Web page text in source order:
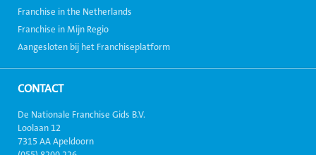
Franchise in the Netherlands
Franchise in Mijn Regio
Aangesloten bij het Franchiseplatform
CONTACT
De Nationale Franchise Gids B.V.
Loolaan 12
7315 AA Apeldoorn